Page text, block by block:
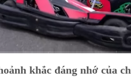
khắc đáng nhớ của